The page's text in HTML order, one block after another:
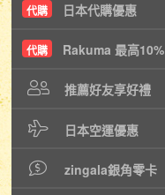
代購 日本代購優惠
代購 Rakuma 最高10%現折
推薦好友享好禮
日本空運優惠
zingala銀角零卡
商品抵台通知出貨